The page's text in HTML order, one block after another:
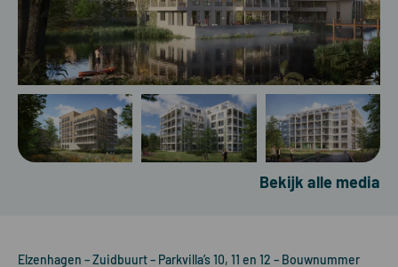
Bekijk alle media
Elzenhagen – Zuidbuurt – Parkvilla’s 10, 11 en 12 – Bouwnummer